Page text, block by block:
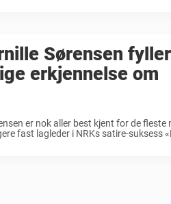
Sørensen
erkjennelse om
er nok aller best kjent for de fleste
fast lagleder i NRKs satire-suksess